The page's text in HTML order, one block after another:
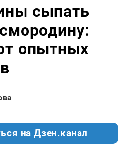
сыпать
опытных
на Дзен.канал